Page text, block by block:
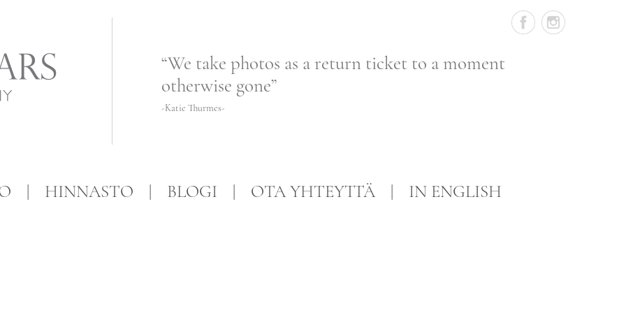
“We take photos as a return ticket to a moment
otherwise gone”
-Katie Thurmes-
HINNASTO BLOGI OTA YHTEYTTÄ IN ENGLISH